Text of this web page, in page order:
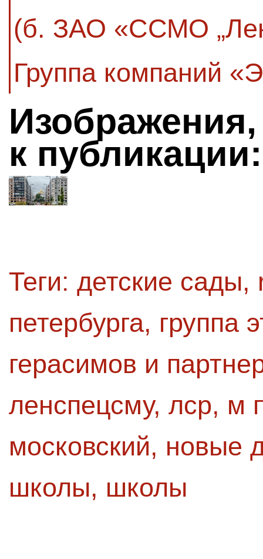
(б. ЗАО «ССМО
Группа компаний
к публикации:
Теги: детские сады,
петербурга, группа
герасимов и
ленспецсму, лср, м
московский, новые
школы, школы